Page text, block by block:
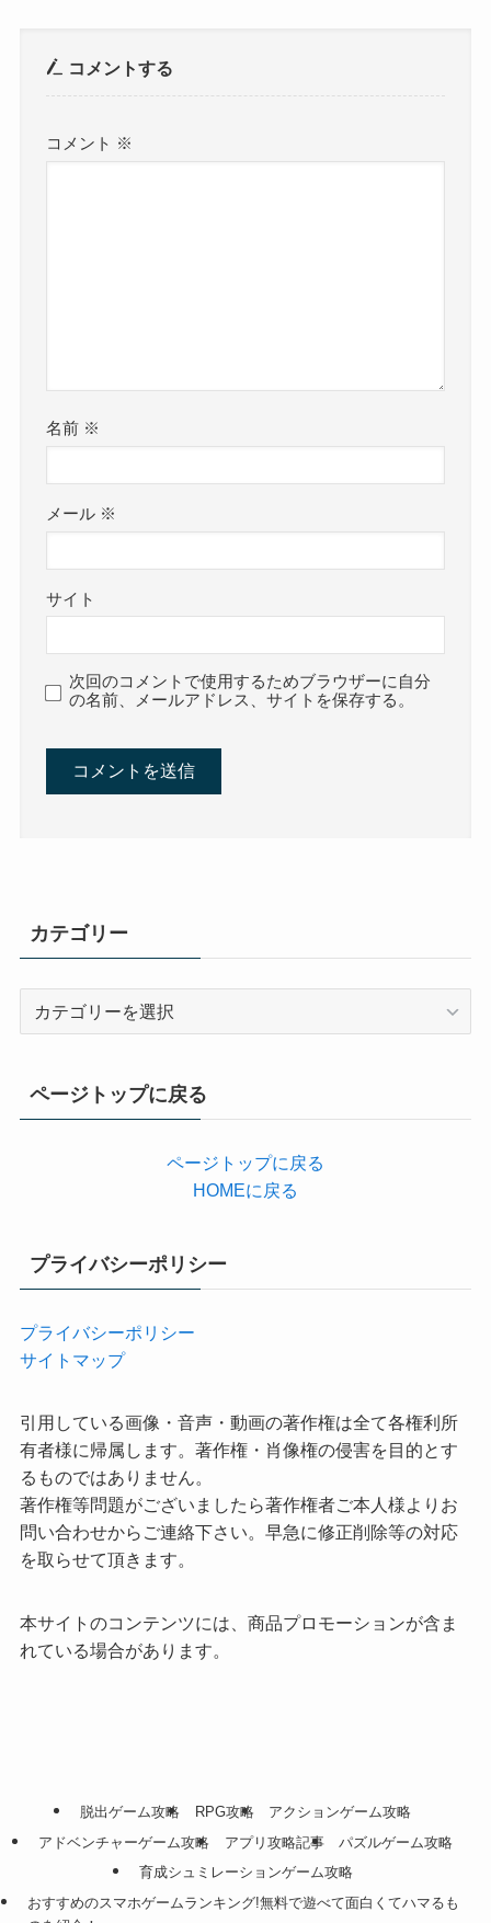
コメントする
コメント ※
名前 ※
メール ※
サイト
次回のコメントで使用するためブラウザーに自分
の名前、メールアドレス、サイトを保存する。
カテゴリー
ページトップに戻る
ページトップに戻る
HOMEに戻る
プライバシーポリシー
プライバシーポリシー
サイトマップ
引用している画像・音声・動画の著作権は全て各権利所
有者様に帰属します。著作権・肖像権の侵害を目的とす
るものではありません。
著作権等問題がございましたら著作権者ご本人様よりお
問い合わせからご連絡下さい。早急に修正削除等の対応
を取らせて頂きます。
本サイトのコンテンツには、商品プロモーションが含ま
れている場合があります。
脱出ゲーム攻略 RPG攻略
アクションゲーム攻略
アドベンチャーゲーム攻略
アプリ攻略記事
パズルゲーム攻略
育成シュミレーションゲーム攻略
おすすめのスマホゲームランキング!無料で遊べて面白くてハマるも